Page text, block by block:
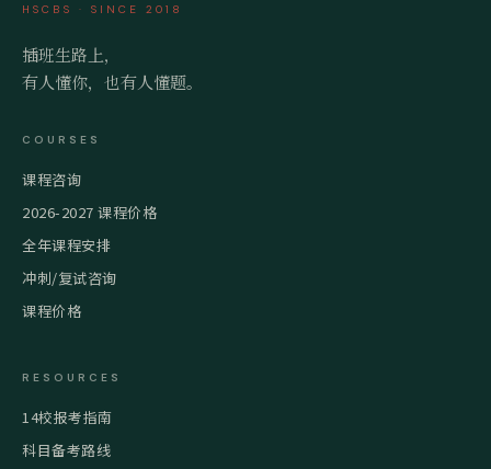
HSCBS · SINCE 2018
插班生路上，
有人懂你，也有人懂题。
COURSES
课程咨询
2026-2027 课程价格
全年课程安排
冲刺/复试咨询
课程价格
RESOURCES
14校报考指南
科目备考路线